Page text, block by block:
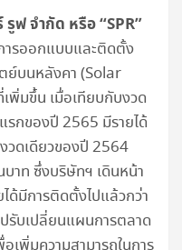
รูฟ จำกัด หรือ “SPR”
ารออกแบบและติดตั้ง
ย์บนหลังคา (Solar
พิ่มขึ้น เมื่อเทียบกับงวด
รกของปี 2565 มีรายได้
วดเดียวของปี 2564
าท ซึ่งบริษัทฯ เดินหน้า
ด้มีการติดตั้งไปแล้วกว่า
รับเปลี่ยนแผนการตลาด